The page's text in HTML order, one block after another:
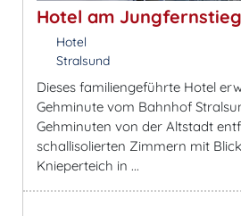
Hotel am Jungfernstieg
Hotel
Stralsund
Dieses familiengeführte Hotel
Gehminute vom Bahnhof
Gehminuten von der Altstadt
schallisolierten Zimmern mit
Knieperteich in ...